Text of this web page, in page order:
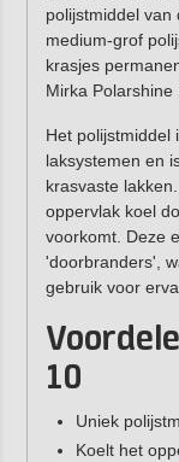
polijstmiddel van
medium-grof
krasjes
Mirka Polarshine
Het polijstmiddel
laksystemen en
krasvaste
oppervlak koel
voorkomt. Deze
'doorbranders',
gebruik voor
10
Uniek
Koelt het